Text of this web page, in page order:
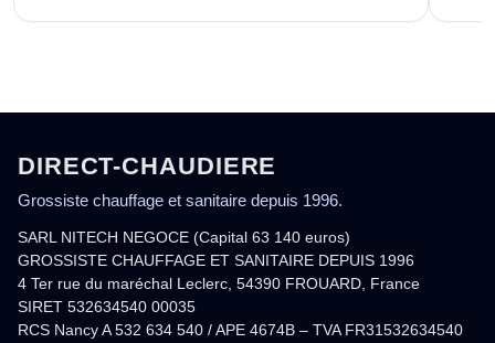
DIRECT-CHAUDIERE
Grossiste chauffage et sanitaire depuis 1996.
SARL NITECH NEGOCE (Capital 63 140 euros)
GROSSISTE CHAUFFAGE ET SANITAIRE DEPUIS 1996
4 Ter rue du maréchal Leclerc, 54390 FROUARD, France
SIRET 532634540 00035
RCS Nancy A 532 634 540 / APE 4674B – TVA FR31532634540